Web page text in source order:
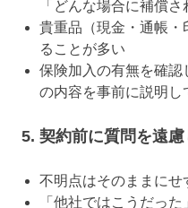
「どんな場合に補償
貴重品（現金・通帳・
ることが多い
保険加入の有無を確認
の内容を事前に説明し
5. 契約前に質問を遠
不明点はそのままにせ
「他社ではこうだっ